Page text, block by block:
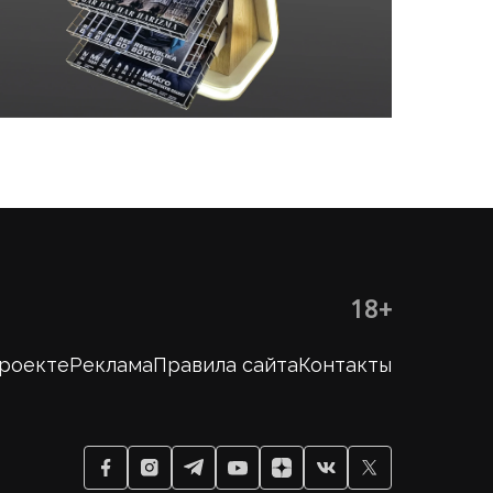
18+
РекламаПравила сайтаКонтакты